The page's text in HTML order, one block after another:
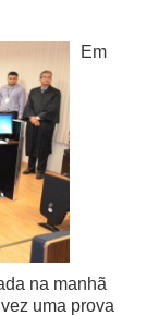
Em
na manhã
uma prova